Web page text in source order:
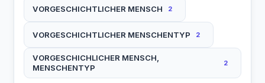
VORGESCHICHTLICHER MENSCH 2
VORGESCHICHTLICHER MENSCHENTYP 2
VORGESCHICHLICHER MENSCH,
MENSCHENTYP
2